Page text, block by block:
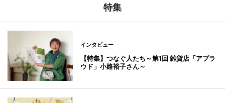
特集
インタビュー
【特集】つなぐ人たち～第1回 雑貨店「アプラ
ウド」小路裕子さん～